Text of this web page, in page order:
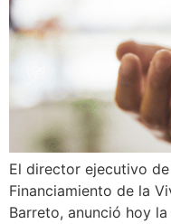
El director ejecutivo
Financiamiento de la
Barreto, anunció hoy